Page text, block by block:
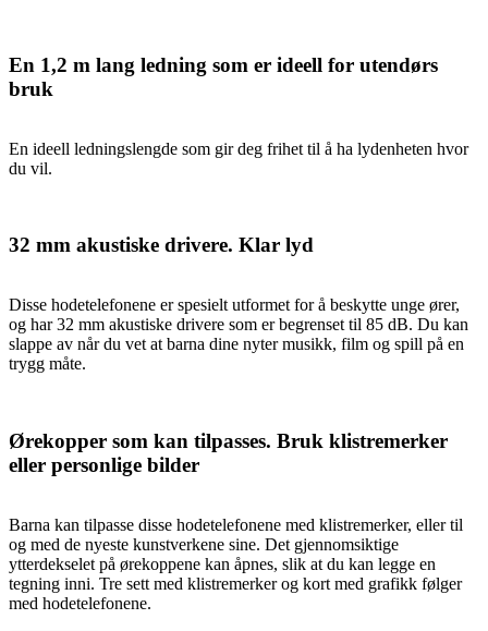
En 1,2 m lang ledning som er ideell for utendørs
bruk
En ideell ledningslengde som gir deg frihet til å ha lydenheten hvor
du vil.
32 mm akustiske drivere. Klar lyd
Disse hodetelefonene er spesielt utformet for å beskytte unge ører,
og har 32 mm akustiske drivere som er begrenset til 85 dB. Du kan
slappe av når du vet at barna dine nyter musikk, film og spill på en
trygg måte.
Ørekopper som kan tilpasses. Bruk klistremerker
eller personlige bilder
Barna kan tilpasse disse hodetelefonene med klistremerker, eller til
og med de nyeste kunstverkene sine. Det gjennomsiktige
ytterdekselet på ørekoppene kan åpnes, slik at du kan legge en
tegning inni. Tre sett med klistremerker og kort med grafikk følger
med hodetelefonene.